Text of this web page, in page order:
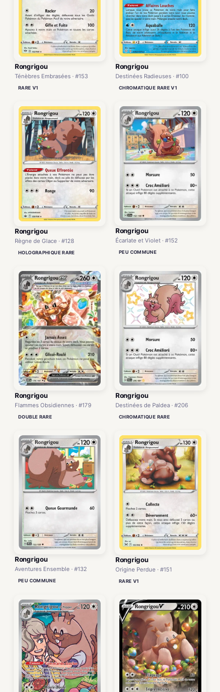
Rongrigou
Ténèbres Embrasées · #153
RARE V1
Rongrigou
Destinées Radieuses · #100
CHROMATIQUE RARE V1
Rongrigou
Règne de Glace · #128
HOLOGRAPHIQUE RARE
Rongrigou
Écarlate et Violet · #152
PEU COMMUNE
Rongrigou
Flammes Obsidiennes · #179
DOUBLE RARE
Rongrigou
Destinées de Paldea · #206
CHROMATIQUE RARE
Rongrigou
Aventures Ensemble · #132
PEU COMMUNE
Rongrigou
Origine Perdue · #151
RARE V1